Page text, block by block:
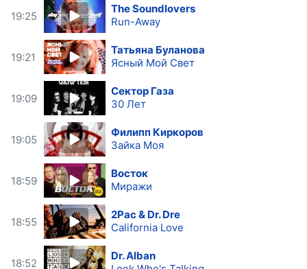
19:25
The Soundlovers
Run-Away
19:21
Татьяна Буланова
Ясный Мой Свет
19:09
Сектор Газа
30 Лет
19:05
Филипп Киркоров
Зайка Моя
18:59
Восток
Миражи
18:55
2Pac & Dr. Dre
California Love
18:52
Dr. Alban